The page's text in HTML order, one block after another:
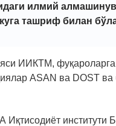
илмий
ташриф билан
ИИКТМ,
ASAN ва DOST
Иқтисодиёт